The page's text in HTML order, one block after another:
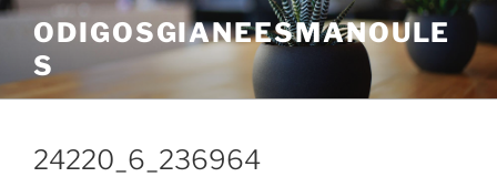
Skip
content
ODIGOSGIANEESMANOULE
S
24220_6_236964